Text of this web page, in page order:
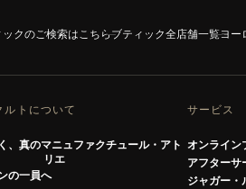
ー・ルクルト保証
ムピース保証
GOLDEN RATIO MUSICAL SHOW
PERPETUAL TIMEKEEPER」展
技巧：108の技巧
ックのご検索はこちらブティック全店舗一覧ヨー
ルトについて
、真のマニュファクチュール・アト
リエ
の一員へ
サービス
オンライン
アフターサ
ジャガー・